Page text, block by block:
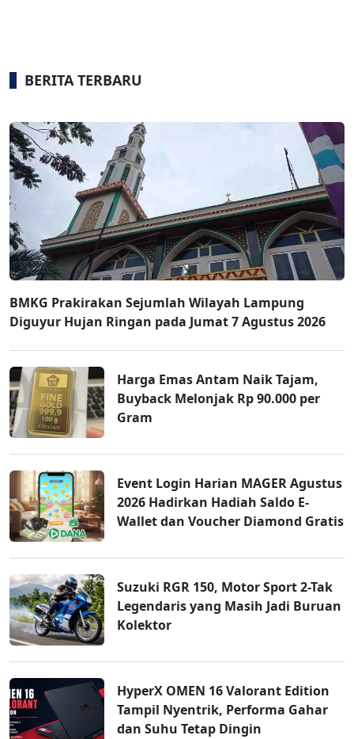
BERITA TERBARU
BMKG Prakirakan Sejumlah Wilayah Lampung
Diguyur Hujan Ringan pada Jumat 7 Agustus 2026
Harga Emas Antam Naik Tajam,
Buyback Melonjak Rp 90.000 per
Gram
Event Login Harian MAGER Agustus
2026 Hadirkan Hadiah Saldo E-
Wallet dan Voucher Diamond Gratis
Suzuki RGR 150, Motor Sport 2-Tak
Legendaris yang Masih Jadi Buruan
Kolektor
HyperX OMEN 16 Valorant Edition
Tampil Nyentrik, Performa Gahar
dan Suhu Tetap Dingin